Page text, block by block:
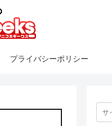
プライバシーポリシー